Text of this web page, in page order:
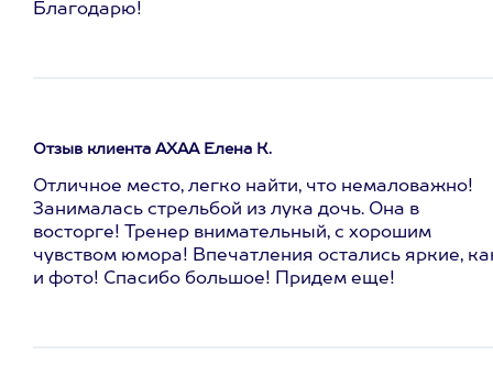
Благодарю!
Отзыв клиента АХАА Елена К.
Отличное место, легко найти, что немаловажно!
Занималась стрельбой из лука дочь. Она в
восторге! Тренер внимательный, с хорошим
чувством юмора! Впечатления остались яркие,
и фото! Спасибо большое! Придем еще!